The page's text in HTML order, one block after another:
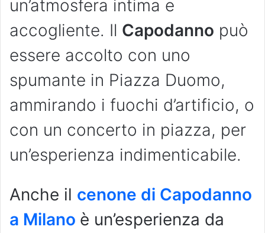
un’atmosfera intima e
accogliente. Il Capodanno può
essere accolto con uno
spumante in Piazza Duomo,
ammirando i fuochi d’artificio, o
con un concerto in piazza, per
un’esperienza indimenticabile.
Anche il cenone di Capodanno
a Milano è un’esperienza da